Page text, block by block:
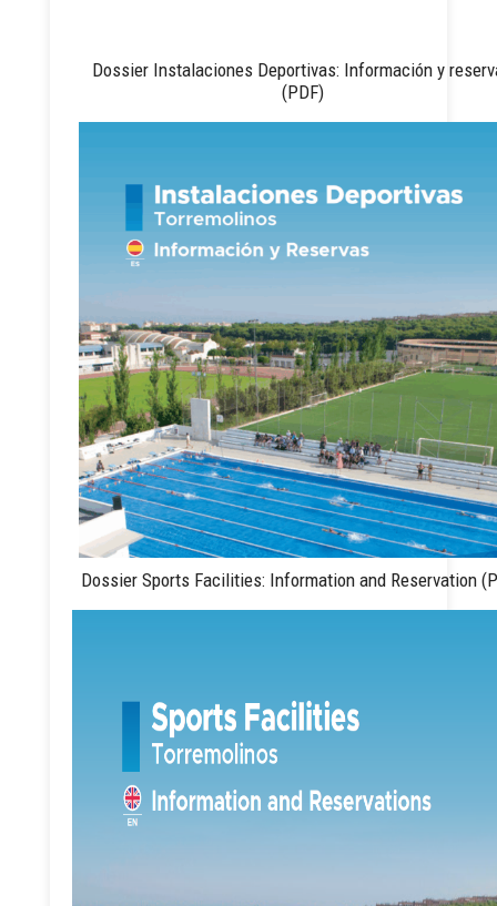
Dossier Instalaciones Deportivas: Información y
(PDF)
Dossier Sports Facilities: Information and Reservation